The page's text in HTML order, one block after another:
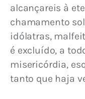
alcançareis à
chamamento
idólatras,
é excluído, a
misericórdia,
tanto que haja